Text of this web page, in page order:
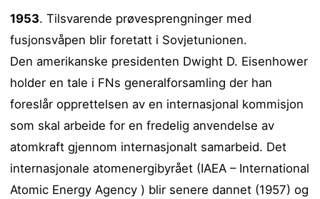
1953. Tilsvarende prøvesprengninger med
fusjonsvåpen blir foretatt i Sovjetunionen.
Den amerikanske presidenten Dwight D. Eisenhower
holder en tale i FNs generalforsamling der han
foreslår opprettelsen av en internasjonal kommisjon
som skal arbeide for en fredelig anvendelse av
atomkraft gjennom internasjonalt samarbeid. Det
internasjonale atomenergibyrået (IAEA – International
Atomic Energy Agency ) blir senere dannet (1957) og